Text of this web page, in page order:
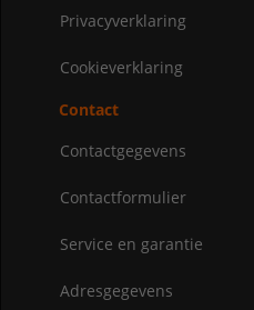
Privacyverklaring
Cookieverklaring
Contact
Contactgegevens
Contactformulier
Service en garantie
Adresgegevens